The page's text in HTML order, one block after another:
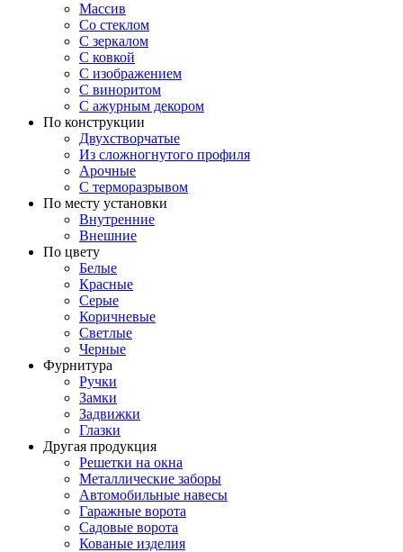
Массив
Со стеклом
С зеркалом
С ковкой
С изображением
С виноритом
С ажурным декором
По конструкции
Двухстворчатые
Из сложногнутого профиля
Арочные
С терморазрывом
По месту установки
Внутренние
Внешние
По цвету
Белые
Красные
Серые
Коричневые
Светлые
Черные
Фурнитура
Ручки
Замки
Задвижки
Глазки
Другая продукция
Решетки на окна
Металлические заборы
Автомобильные навесы
Гаражные ворота
Садовые ворота
Кованые изделия